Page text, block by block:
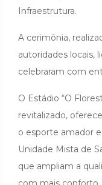
Infraestrutura.
A cerimônia,
autoridades locais,
celebraram com
O Estádio “O
revitalizado,
o esporte amador
Unidade Mista de
que ampliam a